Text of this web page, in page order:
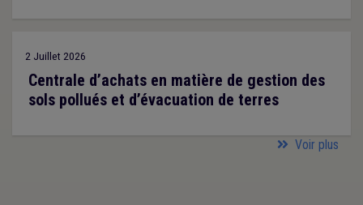
2 Juillet 2026
Centrale d’achats en matière de gestion des
sols pollués et d’évacuation de terres
Voir plus